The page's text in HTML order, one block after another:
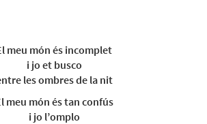
meu món és incomplet
i jo et busco
les ombres de la nit
meu món és tan confús
i jo l’omplo